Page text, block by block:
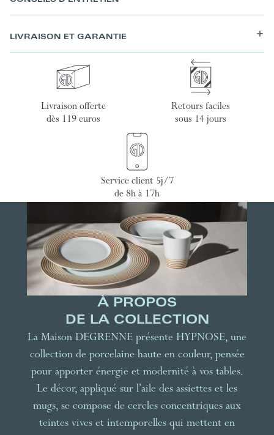
LIVRAISON ET GARANTIE
Livraison offerte
dès 119 euros
Retours faciles
sous 14 jours
Service client 5j/7
de 8h à 17h
À PROPOS
DE LA COLLECTION
La Maison DEGRENNE présente HYPNOSE, une
collection de porcelaine haute en couleur, pensée
pour apporter énergie et modernité à vos tables.
Le décor, appliqué sur l’aile des assiettes et les
mugs, se compose de cercles concentriques aux
teintes vives et intemporelles qui mettent en